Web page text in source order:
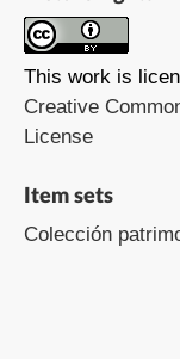
This work is
Creative
License
Item sets
Colección